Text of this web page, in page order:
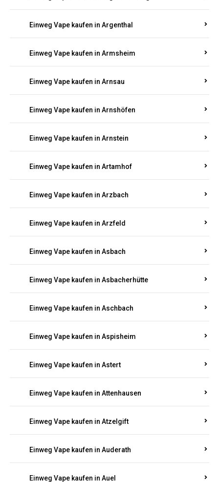
Einweg Vape kaufen in Argenthal
Einweg Vape kaufen in Armsheim
Einweg Vape kaufen in Arnsau
Einweg Vape kaufen in Arnshöfen
Einweg Vape kaufen in Arnstein
Einweg Vape kaufen in Artamhof
Einweg Vape kaufen in Arzbach
Einweg Vape kaufen in Arzfeld
Einweg Vape kaufen in Asbach
Einweg Vape kaufen in Asbacherhütte
Einweg Vape kaufen in Aschbach
Einweg Vape kaufen in Aspisheim
Einweg Vape kaufen in Astert
Einweg Vape kaufen in Attenhausen
Einweg Vape kaufen in Atzelgift
Einweg Vape kaufen in Auderath
Einweg Vape kaufen in Auel